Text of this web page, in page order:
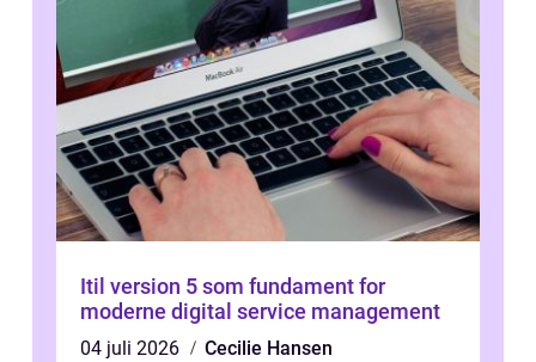
Itil version 5 som fundament for
moderne digital service management
04 juli 2026
Cecilie Hansen